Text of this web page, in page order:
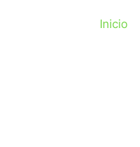
Inicio